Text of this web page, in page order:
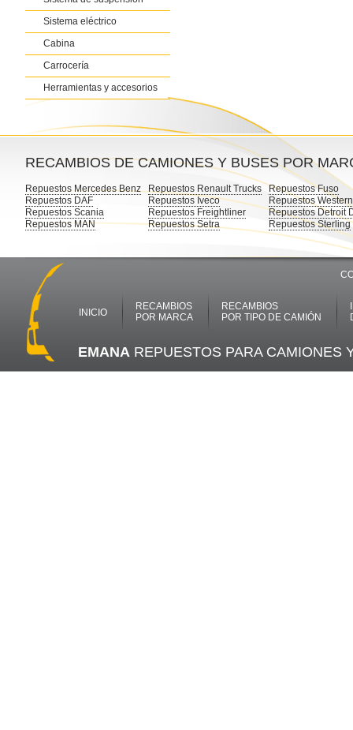
Sistema eléctrico
Cabina
Carrocería
Herramientas y accesorios
RECAMBIOS DE CAMIONES Y BUSES POR
Repuestos Mercedes Benz
Repuestos DAF
Repuestos Scania
Repuestos MAN
Repuestos Renault Trucks
Repuestos Iveco
Repuestos Freightliner
Repuestos Setra
Repuestos Fuso
Repuestos
Repuestos Detroit
Repuestos Sterling
INICIO
RECAMBIOS
POR MARCA
RECAMBIOS
POR TIPO DE CAMIÓN
EMANA REPUESTOS PARA CAMIONES